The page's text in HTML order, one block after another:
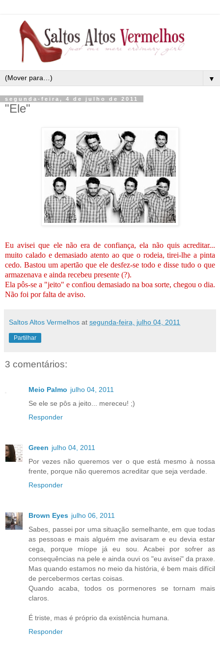
▼
segunda-feira, 4 de julho de 2011
"Ele"
Eu avisei que ele não era de confiança, ela não quis acreditar...
muito calado e demasiado atento ao que o rodeia, tirei-lhe a pinta
cedo. Bastou um apertão que ele desfez-se todo e disse tudo o que
armazenava e ainda recebeu presente (?).
Ela pôs-se a "jeito" e confiou demasiado na boa sorte, chegou o dia.
Não foi por falta de aviso.
Saltos Altos Vermelhos at segunda-feira, julho 04, 2011
Partilhar
3 comentários:
Meio Palmo julho 04, 2011
Se ele se pôs a jeito... mereceu! ;)
Responder
Green julho 04, 2011
Por vezes não queremos ver o que está mesmo à nossa
frente, porque não queremos acreditar que seja verdade.
Responder
Brown Eyes julho 06, 2011
Sabes, passei por uma situação semelhante, em que todas
as pessoas e mais alguém me avisaram e eu devia estar
cega, porque míope já eu sou. Acabei por sofrer as
consequências na pele e ainda ouvi os "eu avisei" da praxe.
Mas quando estamos no meio da história, é bem mais difícil
de percebermos certas coisas.
Quando acaba, todos os pormenores se tornam mais
claros.
É triste, mas é próprio da existência humana.
Responder